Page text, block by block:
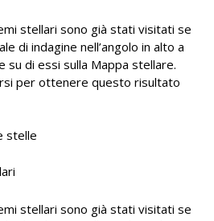
stellari sono già stati visitati se
di indagine nell’angolo in alto a
su di essi sulla Mappa stellare.
per ottenere questo risultato
stelle
stellari sono già stati visitati se